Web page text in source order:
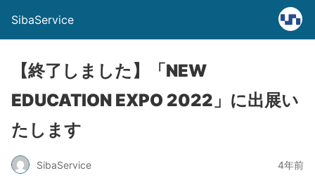
SibaService
【終了しました】「NEW
EDUCATION EXPO 2022」に出展い
たします
SibaService 4年前